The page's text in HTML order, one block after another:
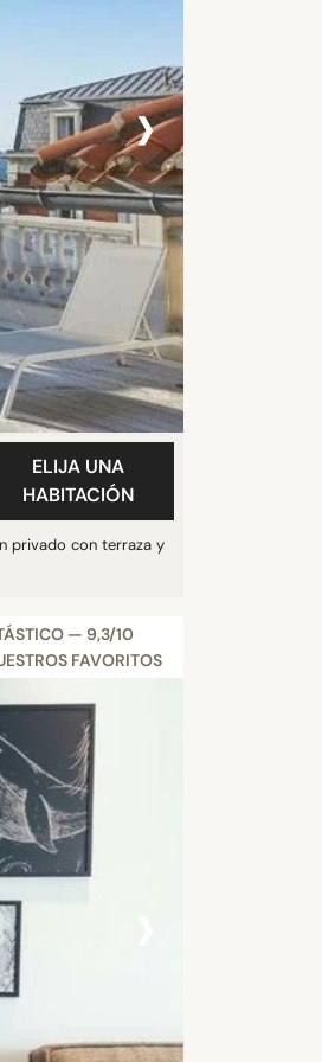
›
ELIJA UNA
HABITACIÓN
privado con terraza y
— 9,3/10
FAVORITOS